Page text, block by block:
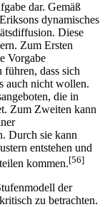
dar. Gemäß
dynamisches
Diese
Zum Ersten
Vorgabe
dass sich
auch nicht wollen.
die in
Zum Zweiten kann
Durch sie kann
entstehen und
kommen.[56]
der
zu betrachten.